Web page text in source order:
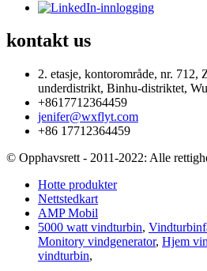
kontakt us
2. etasje, kontorområde, nr. 712,
underdistrikt, Binhu-distriktet,
+8617712364459
jenifer@wxflyt.com
+86 17712364459
© Opphavsrett - 2011-2022: Alle
Hotte produkter
Nettstedkart
AMP Mobil
5000 watt vindturbin,
Monitory vindgenerator, Hjem
vindturbin,